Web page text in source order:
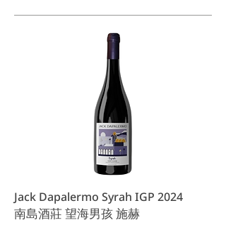
Jack Dapalermo Syrah IGP 2024
南島酒莊 望海男孩 施赫